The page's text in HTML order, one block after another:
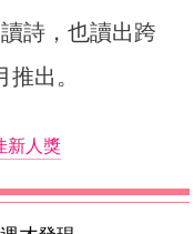
詩，也讀出跨
推出。
新人獎